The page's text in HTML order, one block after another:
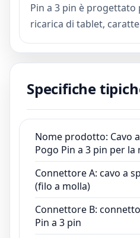
Pin a 3 pin è progettato
ricarica di tablet,
a spirale ad alta
praticità. Il connettore
di potenza efficiente e
Specifiche
Nome prodotto: Cavo
Pogo Pin a 3 pin per
Connettore A: cavo a
(filo a molla)
Connettore B:
Pin a 3 pin